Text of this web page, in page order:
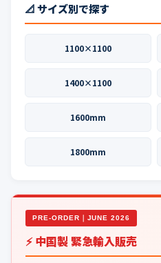
📐 サイズ別で探す
1100×1100
1400×1100
1600mm
1800mm
PRE-ORDER｜JUNE 2026
⚡ 中国製 緊急輸入販売